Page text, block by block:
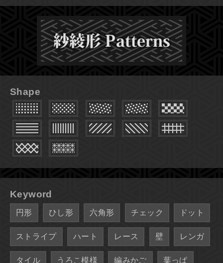
Shape
Keyword
円形 ひし形 六角形 チェック ドット
ストライプ ハート レース 壁 レンガ
タイル うろこ模様 編みかご 葉っぱ